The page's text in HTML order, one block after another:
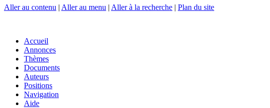
Aller au contenu | Aller au menu | Aller à la recherche | Plan du site
Accueil
Annonces
Thèmes
Documents
Auteurs
Positions
Navigation
Aide